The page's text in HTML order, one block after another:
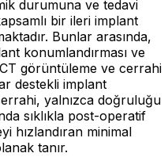
durumuna ve tedavi
bir ileri implant
Bunlar arasında,
konumlandırması ve
görüntüleme ve cerrahi
destekli implant
yalnızca doğruluğu
sıklıkla post-operatif
hızlandıran minimal
tanır.